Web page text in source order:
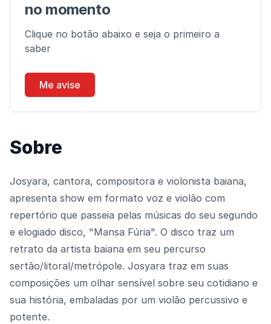
no momento
Clique no botão abaixo e seja o primeiro a
saber
Me avise
Sobre
Josyara, cantora, compositora e violonista baiana,
apresenta show em formato voz e violão com
repertório que passeia pelas músicas do seu segundo
e elogiado disco, "Mansa Fúria". O disco traz um
retrato da artista baiana em seu percurso
sertão/litoral/metrópole. Josyara traz em suas
composições um olhar sensível sobre seu cotidiano e
sua história, embaladas por um violão percussivo e
potente.